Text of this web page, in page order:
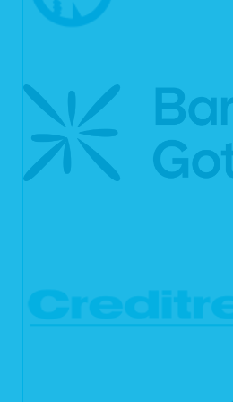
Rechner gespeichert und von diesem an
Cookie enthält eine charakteristische
wie Besucher mit unseren Webseiten
können wir beispielsweise die
und unsere Webseiteninhalte optimieren.
6. Ihre Betroffenenrechte
Verarbeiten wir Ihre personenbezogenen
ob personenbezogene Daten, die Sie
Sofern wir Ihre personenbezogenen Daten
die Verarbeitungszwecke;
die Kategorien Ihrer
Daten speichern oder, falls dies